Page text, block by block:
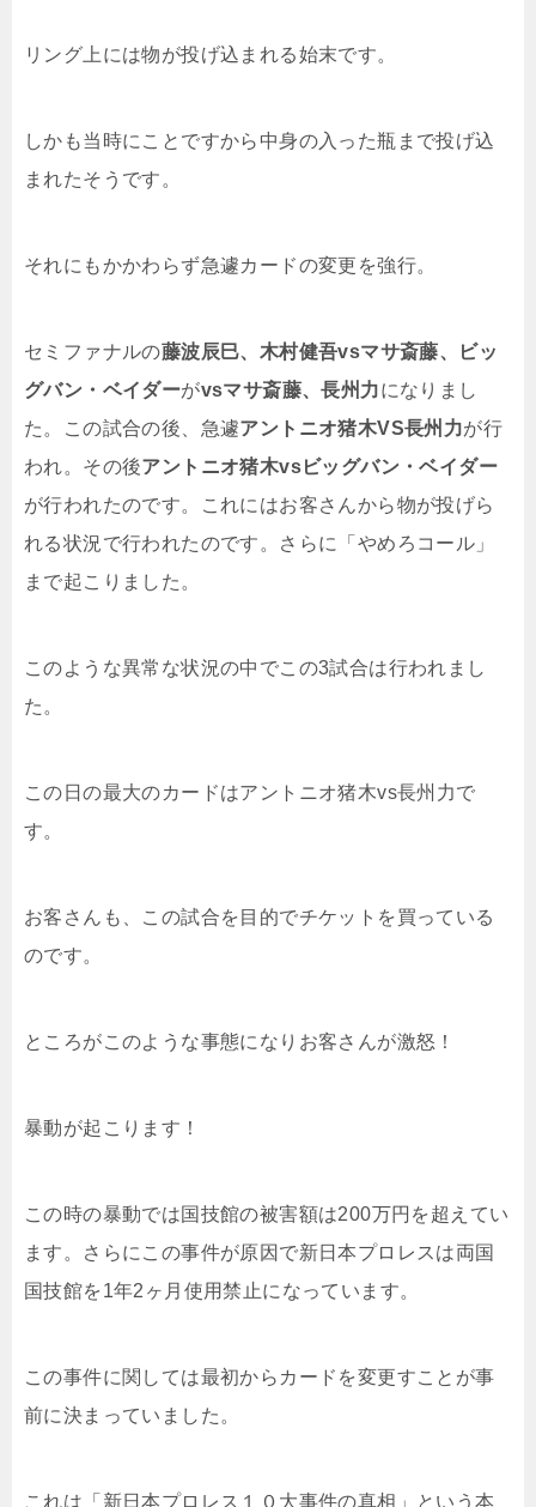
リング上には物が投げ込まれる始末です。
しかも当時にことですから中身の入った瓶まで投げ込
まれたそうです。
それにもかかわらず急遽カードの変更を強行。
セミファナルの藤波辰巳、木村健吾vsマサ斎藤、ビッ
グバン・ベイダーがvsマサ斎藤、長州力になりまし
た。この試合の後、急遽アントニオ猪木VS長州力が行
われ。その後アントニオ猪木vsビッグバン・ベイダー
が行われたのです。これにはお客さんから物が投げら
れる状況で行われたのです。さらに「やめろコール」
まで起こりました。
このような異常な状況の中でこの3試合は行われまし
た。
この日の最大のカードはアントニオ猪木vs長州力で
す。
お客さんも、この試合を目的でチケットを買っている
のです。
ところがこのような事態になりお客さんが激怒！
暴動が起こります！
この時の暴動では国技館の被害額は200万円を超えてい
ます。さらにこの事件が原因で新日本プロレスは両国
国技館を1年2ヶ月使用禁止になっています。
この事件に関しては最初からカードを変更すことが事
前に決まっていました。
これは「新日本プロレス１０大事件の真相」という本